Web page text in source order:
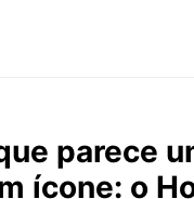
parece
ícone: o